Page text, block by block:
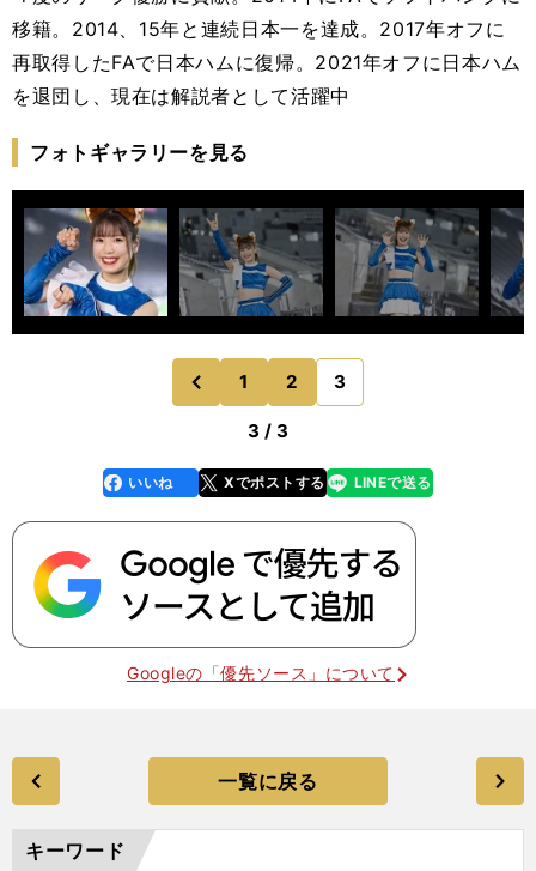
移籍。2014、15年と連続日本一を達成。2017年オフに
再取得したFAで日本ハムに復帰。2021年オフに日本ハム
を退団し、現在は解説者として活躍中
フォトギャラリーを見る
前
のページへ
1 2 3
3 / 3
faceboo
k
いいね Xでポストする
line LINEで送る
Googleの「優先ソース」について
一覧に戻る
キーワード